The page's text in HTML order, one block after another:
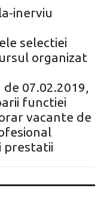
inerviu
selectiei
organizat
07.02.2019,
functiei
vacante de
prestatii